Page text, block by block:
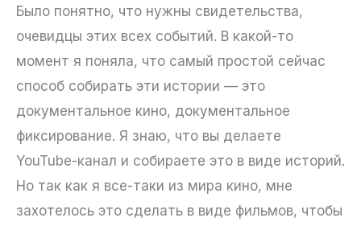
Было понятно, что нужны свидетельства,
очевидцы этих всех событий. В какой-то
момент я поняла, что самый простой сейчас
способ собирать эти истории — это
документальное кино, документальное
фиксирование. Я знаю, что вы делаете
YouTube-канал и собираете это в виде историй.
Но так как я все-таки из мира кино, мне
захотелось это сделать в виде фильмов, чтобы